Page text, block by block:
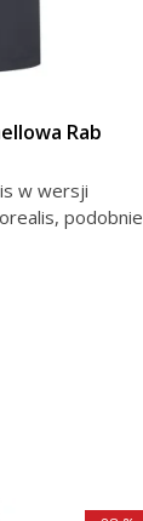
Rab
w wersji
podobnie